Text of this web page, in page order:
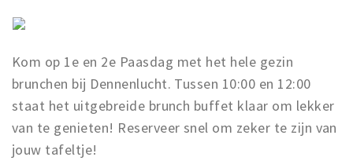
Kom op 1e en 2e Paasdag met het hele gezin
brunchen bij Dennenlucht. Tussen 10:00 en 12:00
staat het uitgebreide brunch buffet klaar om lekker
van te genieten! Reserveer snel om zeker te zijn van
jouw tafeltje!